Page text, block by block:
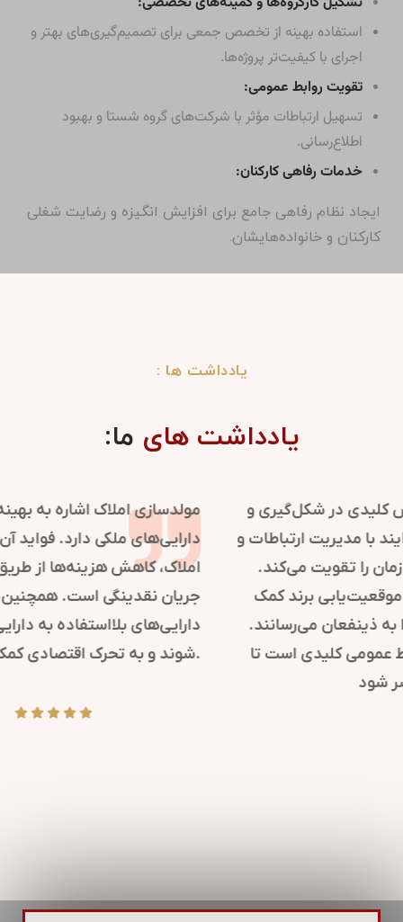
استفاده بهینه از تخصص جمعی برای تصمیم‌گیری‌های بهتر و
اجرای با کیفیت‌تر پروژه‌ها.
تقویت روابط عمومی:
تسهیل ارتباطات مؤثر با شرکت‌های گروه شستا و بهبود
اطلاع‌رسانی.
خدمات رفاهی کارکنان:
ایجاد نظام رفاهی جامع برای افزایش انگیزه و رضایت شغلی
کارکنان و خانواده‌هایشان.
یادداشت ها :
یادداشت های ما:
روابط عمومی در سازمان‌ها نقش کلیدی در شکل‌گیری و
حفظ تصویر مثبت دارد. این فرایند با مدیریت ارتباطات و
اطلاع‌رسانی، اعتماد و شهرت سازمان را تقویت می‌کند.
استراتژی‌های روابط عمومی به موقعیت‌یابی برند کمک
کرده و پیام‌های مهم سازمانی را به ذینفعان می‌رسانند.
همچنین، در مواقع بحران، روابط عمومی کلیدی است تا
پیام‌های شفاف و دقیقی منتشر شود.